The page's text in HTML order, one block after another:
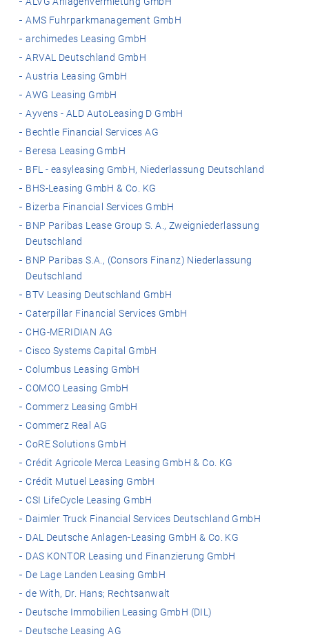
AMS Fuhrparkmanagement GmbH
archimedes Leasing GmbH
ARVAL Deutschland GmbH
Austria Leasing GmbH
AWG Leasing GmbH
Ayvens - ALD AutoLeasing D GmbH
Bechtle Financial Services AG
Beresa Leasing GmbH
BFL - easyleasing GmbH, Niederlassung Deutschland
BHS-Leasing GmbH & Co. KG
Bizerba Financial Services GmbH
BNP Paribas Lease Group S. A., Zweigniederlassung
Deutschland
BNP Paribas S.A., (Consors Finanz) Niederlassung
Deutschland
BTV Leasing Deutschland GmbH
Caterpillar Financial Services GmbH
CHG-MERIDIAN AG
Cisco Systems Capital GmbH
Columbus Leasing GmbH
COMCO Leasing GmbH
Commerz Leasing GmbH
Commerz Real AG
CoRE Solutions GmbH
Crédit Agricole Merca Leasing GmbH & Co. KG
Crédit Mutuel Leasing GmbH
CSI LifeCycle Leasing GmbH
Daimler Truck Financial Services Deutschland GmbH
DAL Deutsche Anlagen-Leasing GmbH & Co. KG
DAS KONTOR Leasing und Finanzierung GmbH
De Lage Landen Leasing GmbH
de With, Dr. Hans; Rechtsanwalt
Deutsche Immobilien Leasing GmbH (DIL)
Deutsche Leasing AG